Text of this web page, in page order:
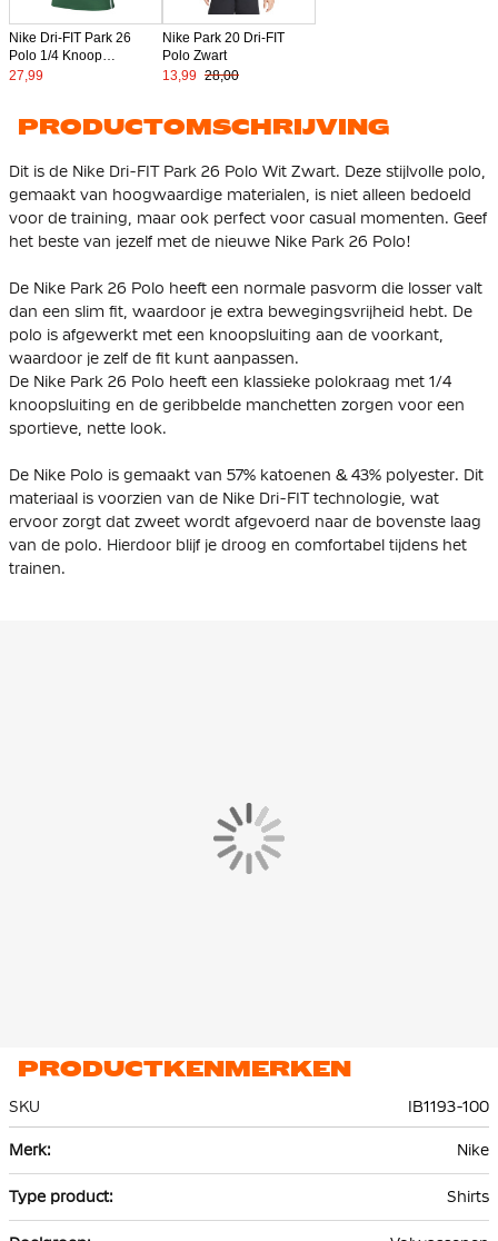
Nike Dri-FIT Park 26
Polo 1/4 Knoop
Donkergroen Wit
27,99
Nike Park 20 Dri-FIT
Polo Zwart
13,99 28,00
PRODUCTOMSCHRIJVING
Dit is de Nike Dri-FIT Park 26 Polo Wit Zwart. Deze stijlvolle polo,
gemaakt van hoogwaardige materialen, is niet alleen bedoeld
voor de training, maar ook perfect voor casual momenten. Geef
het beste van jezelf met de nieuwe Nike Park 26 Polo!
De Nike Park 26 Polo heeft een normale pasvorm die losser valt
dan een slim fit, waardoor je extra bewegingsvrijheid hebt. De
polo is afgewerkt met een knoopsluiting aan de voorkant,
waardoor je zelf de fit kunt aanpassen.
De Nike Park 26 Polo heeft een klassieke polokraag met 1/4
knoopsluiting en de geribbelde manchetten zorgen voor een
sportieve, nette look.
De Nike Polo is gemaakt van 57% katoenen & 43% polyester. Dit
materiaal is voorzien van de Nike Dri-FIT technologie, wat
ervoor zorgt dat zweet wordt afgevoerd naar de bovenste laag
van de polo. Hierdoor blijf je droog en comfortabel tijdens het
trainen.
PRODUCTKENMERKEN
SKU
IB1193-100
informatie
Nike
Shirts